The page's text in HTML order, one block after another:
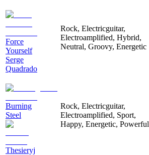
Force
Yourself
Serge
Quadrado
Rock, Electricguitar,
Electroamplified, Hybrid,
Neutral, Groovy, Energetic
Burning
Steel
Thesieryj
Rock, Electricguitar,
Electroamplified, Sport,
Happy, Energetic, Powerful